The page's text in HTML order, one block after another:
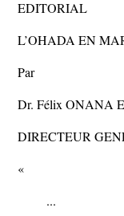
EDITORIAL
L’OHADA EN
Par
Dr. Félix ONANA
DIRECTEUR
«
...